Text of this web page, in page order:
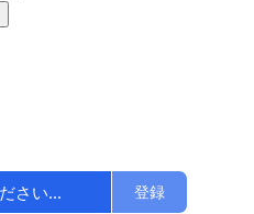
登録